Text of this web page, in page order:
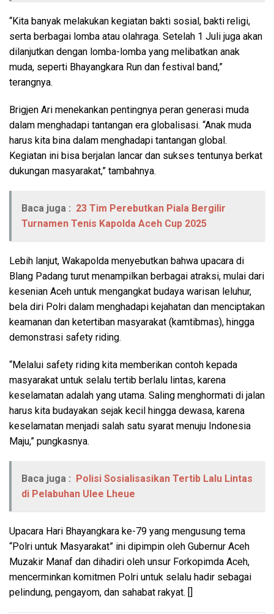
“Kita banyak melakukan kegiatan bakti sosial, bakti religi,
serta berbagai lomba atau olahraga. Setelah 1 Juli juga akan
dilanjutkan dengan lomba-lomba yang melibatkan anak
muda, seperti Bhayangkara Run dan festival band,”
terangnya.
Brigjen Ari menekankan pentingnya peran generasi muda
dalam menghadapi tantangan era globalisasi. “Anak muda
harus kita bina dalam menghadapi tantangan global.
Kegiatan ini bisa berjalan lancar dan sukses tentunya berkat
dukungan masyarakat,” tambahnya.
Baca juga : 23 Tim Perebutkan Piala Bergilir
Turnamen Tenis Kapolda Aceh Cup 2025
Lebih lanjut, Wakapolda menyebutkan bahwa upacara di
Blang Padang turut menampilkan berbagai atraksi, mulai dari
kesenian Aceh untuk mengangkat budaya warisan leluhur,
bela diri Polri dalam menghadapi kejahatan dan menciptakan
keamanan dan ketertiban masyarakat (kamtibmas), hingga
demonstrasi safety riding.
“Melalui safety riding kita memberikan contoh kepada
masyarakat untuk selalu tertib berlalu lintas, karena
keselamatan adalah yang utama. Saling menghormati di jalan
harus kita budayakan sejak kecil hingga dewasa, karena
keselamatan menjadi salah satu syarat menuju Indonesia
Maju,” pungkasnya.
Baca juga : Polisi Sosialisasikan Tertib Lalu Lintas
di Pelabuhan Ulee Lheue
Upacara Hari Bhayangkara ke-79 yang mengusung tema
“Polri untuk Masyarakat” ini dipimpin oleh Gubernur Aceh
Muzakir Manaf dan dihadiri oleh unsur Forkopimda Aceh,
mencerminkan komitmen Polri untuk selalu hadir sebagai
pelindung, pengayom, dan sahabat rakyat. []